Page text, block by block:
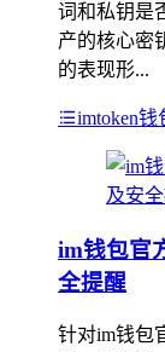
词和私钥是
产的核心密
的表现形...
imtoken
im钱包官
全提醒
针对im钱包